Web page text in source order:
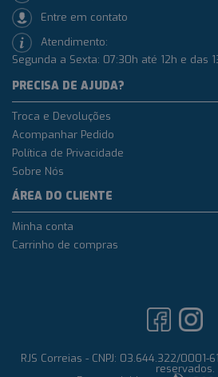
Entre em contato
Atendimento:
Segunda a Sexta: 07:30h até 12h e das
PRECISA DE AJUDA?
Troca e Devoluções
Acompanhar Pedido
Política de Privacidade
Sobre Nós
ÁREA DO CLIENTE
Minha conta
Carrinho de compras
RJS Correias - CNPJ: 03.644.322/0001-
reservados.